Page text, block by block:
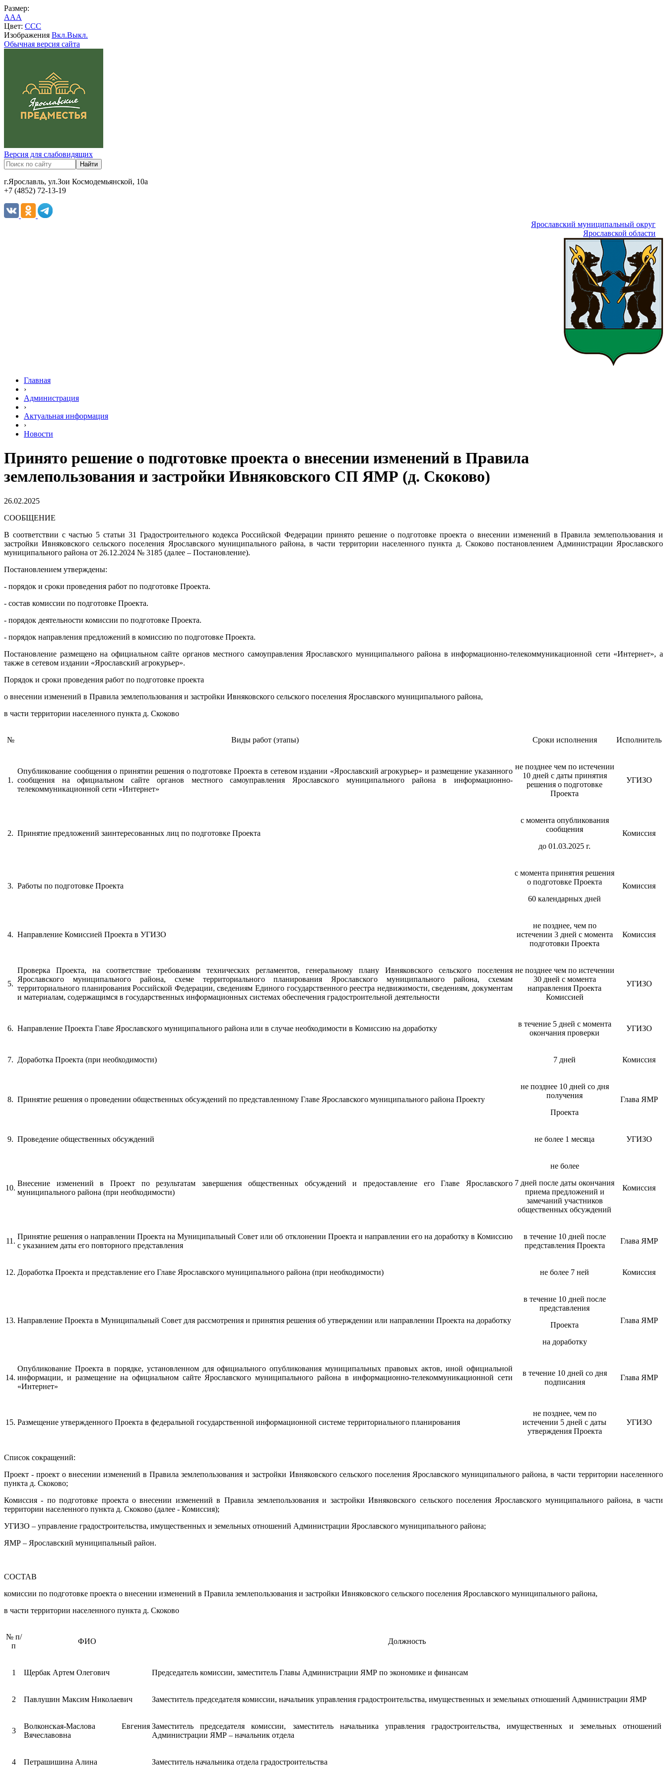
Размер:
AAA
Цвет: CCC
Изображения Вкл.Выкл.
Обычная версия сайта
Версия для слабовидящих
г.Ярославль, ул.Зои Космодемьянской, 10а
+7 (4852) 72-13-19
Ярославский муниципальный округ
Ярославской области
Главная
›
Администрация
›
Актуальная информация
›
Новости
Принято решение о подготовке проекта о внесении изменений в Правила
землепользования и застройки Ивняковского СП ЯМР (д. Скоково)
26.02.2025
СООБЩЕНИЕ
В соответствии с частью 5 статьи 31 Градостроительного кодекса Российской Федерации принято решение о подготовке проекта о внесении изменений в Правила землепользования и
застройки Ивняковского сельского поселения Ярославского муниципального района, в части территории населенного пункта д. Скоково постановлением Администрации Ярославского
муниципального района от 26.12.2024 № 3185 (далее – Постановление).
Постановлением утверждены:
- порядок и сроки проведения работ по подготовке Проекта.
- состав комиссии по подготовке Проекта.
- порядок деятельности комиссии по подготовке Проекта.
- порядок направления предложений в комиссию по подготовке Проекта.
Постановление размещено на официальном сайте органов местного самоуправления Ярославского муниципального района в информационно-телекоммуникационной сети «Интернет», а
также в сетевом издании «Ярославский агрокурьер».
Порядок и сроки проведения работ по подготовке проекта
о внесении изменений в Правила землепользования и застройки Ивняковского сельского поселения Ярославского муниципального района,
в части территории населенного пункта д. Скоково
№ Виды работ (этапы) Сроки исполнения Исполнитель
1.
Опубликование сообщения о принятии решения о подготовке Проекта в сетевом издании «Ярославский агрокурьер» и размещение указанного
сообщения на официальном сайте органов местного самоуправления Ярославского муниципального района в информационно-
телекоммуникационной сети «Интернет»
не позднее чем по истечении
10 дней с даты принятия
решения о подготовке
Проекта
УГИЗО
2. Принятие предложений заинтересованных лиц по подготовке Проекта
с момента опубликования
сообщения
до 01.03.2025 г.
Комиссия
3. Работы по подготовке Проекта
с момента принятия решения
о подготовке Проекта
60 календарных дней
Комиссия
4. Направление Комиссией Проекта в УГИЗО
не позднее, чем по
истечении 3 дней с момента
подготовки Проекта
Комиссия
5.
Проверка Проекта, на соответствие требованиям технических регламентов, генеральному плану Ивняковского сельского поселения
Ярославского муниципального района, схеме территориального планирования Ярославского муниципального района, схемам
территориального планирования Российской Федерации, сведениям Единого государственного реестра недвижимости, сведениям, документам
и материалам, содержащимся в государственных информационных системах обеспечения градостроительной деятельности
не позднее чем по истечении
30 дней с момента
направления Проекта
Комиссией
УГИЗО
6. Направление Проекта Главе Ярославского муниципального района или в случае необходимости в Комиссию на доработку
в течение 5 дней с момента
окончания проверки
УГИЗО
7. Доработка Проекта (при необходимости) 7 дней Комиссия
8. Принятие решения о проведении общественных обсуждений по представленному Главе Ярославского муниципального района Проекту
не позднее 10 дней со дня
получения
Проекта
Глава ЯМР
9. Проведение общественных обсуждений не более 1 месяца УГИЗО
10.
Внесение изменений в Проект по результатам завершения общественных обсуждений и предоставление его Главе Ярославского
муниципального района (при необходимости)
не более
7 дней после даты окончания
приема предложений и
замечаний участников
общественных обсуждений
Комиссия
11.
Принятие решения о направлении Проекта на Муниципальный Совет или об отклонении Проекта и направлении его на доработку в Комиссию
с указанием даты его повторного представления
в течение 10 дней после
представления Проекта
Глава ЯМР
12. Доработка Проекта и представление его Главе Ярославского муниципального района (при необходимости) не более 7 ней Комиссия
13. Направление Проекта в Муниципальный Совет для рассмотрения и принятия решения об утверждении или направлении Проекта на доработку
в течение 10 дней после
представления
Проекта
на доработку
Глава ЯМР
14.
Опубликование Проекта в порядке, установленном для официального опубликования муниципальных правовых актов, иной официальной
информации, и размещение на официальном сайте Ярославского муниципального района в информационно-телекоммуникационной сети
«Интернет»
в течение 10 дней со дня
подписания
Глава ЯМР
15. Размещение утвержденного Проекта в федеральной государственной информационной системе территориального планирования
не позднее, чем по
истечении 5 дней с даты
утверждения Проекта
УГИЗО
Список сокращений:
Проект - проект о внесении изменений в Правила землепользования и застройки Ивняковского сельского поселения Ярославского муниципального района, в части территории населенного
пункта д. Скоково;
Комиссия - по подготовке проекта о внесении изменений в Правила землепользования и застройки Ивняковского сельского поселения Ярославского муниципального района, в части
территории населенного пункта д. Скоково (далее - Комиссия);
УГИЗО – управление градостроительства, имущественных и земельных отношений Администрации Ярославского муниципального района;
ЯМР – Ярославский муниципальный район.
СОСТАВ
комиссии по подготовке проекта о внесении изменений в Правила землепользования и застройки Ивняковского сельского поселения Ярославского муниципального района,
в части территории населенного пункта д. Скоково
№ п/
п
ФИО Должность
1 Щербак Артем Олегович Председатель комиссии, заместитель Главы Администрации ЯМР по экономике и финансам
2 Павлушин Максим Николаевич Заместитель председателя комиссии, начальник управления градостроительства, имущественных и земельных отношений Администрации ЯМР
3
Волконская-Маслова Евгения
Вячеславовна
Заместитель председателя комиссии, заместитель начальника управления градостроительства, имущественных и земельных отношений
Администрации ЯМР – начальник отдела
4 Петрашишина Алина Заместитель начальника отдела градостроительства